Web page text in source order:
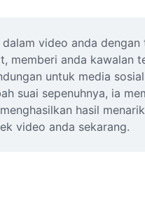
video anda
memberi anda
untuk media
suai sepenuhnya, ia
hasil
video anda sekarang.